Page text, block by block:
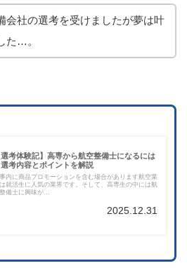
会社の選考を受けましたが夢は叶
た…。
選考体験記】高専から航空整備士になるには
選考内容とポイントを解説
内に商品プロモーションを含む場合があります航空業
就活生に人気の業界です。そして、高専生の中には航
備士に興味が...
2025.12.31